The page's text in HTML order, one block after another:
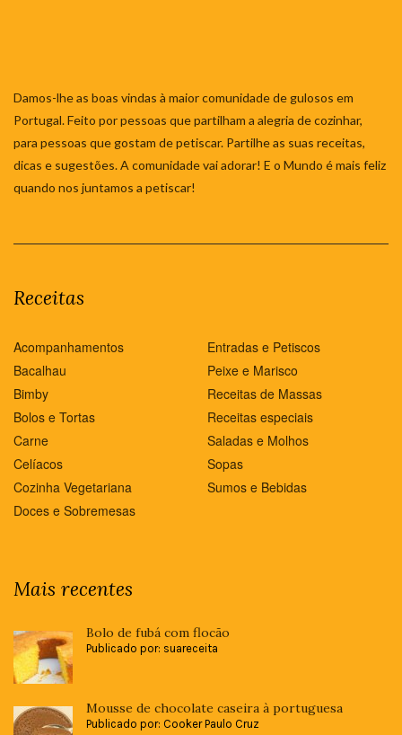
Damos-lhe as boas vindas à maior comunidade de gulosos em
Portugal. Feito por pessoas que partilham a alegria de cozinhar,
para pessoas que gostam de petiscar. Partilhe as suas receitas,
dicas e sugestões. A comunidade vai adorar! E o Mundo é mais feliz
quando nos juntamos a petiscar!
Receitas
Acompanhamentos
Bacalhau
Bimby
Bolos e Tortas
Carne
Celíacos
Cozinha Vegetariana
Doces e Sobremesas
Entradas e Petiscos
Peixe e Marisco
Receitas de Massas
Receitas especiais
Saladas e Molhos
Sopas
Sumos e Bebidas
Mais recentes
Bolo de fubá com flocão
Publicado por: suareceita
Mousse de chocolate caseira à portuguesa
Publicado por: Cooker Paulo Cruz